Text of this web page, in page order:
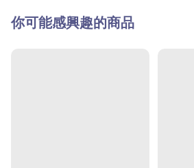
你可能感興趣的商品